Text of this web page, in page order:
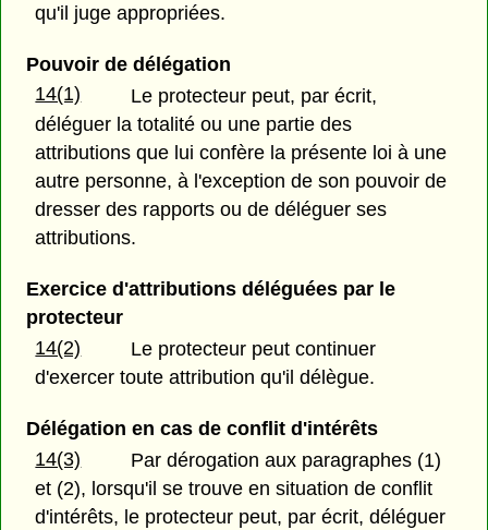
qu'il juge appropriées.
Pouvoir de délégation
14(1)
Le protecteur peut, par écrit,
déléguer la totalité ou une partie des
attributions que lui confère la présente loi à une
autre personne, à l'exception de son pouvoir de
dresser des rapports ou de déléguer ses
attributions.
Exercice d'attributions déléguées par le
protecteur
14(2)
Le protecteur peut continuer
d'exercer toute attribution qu'il délègue.
Délégation en cas de conflit d'intérêts
14(3)
Par dérogation aux paragraphes (1)
et (2), lorsqu'il se trouve en situation de conflit
d'intérêts, le protecteur peut, par écrit, déléguer